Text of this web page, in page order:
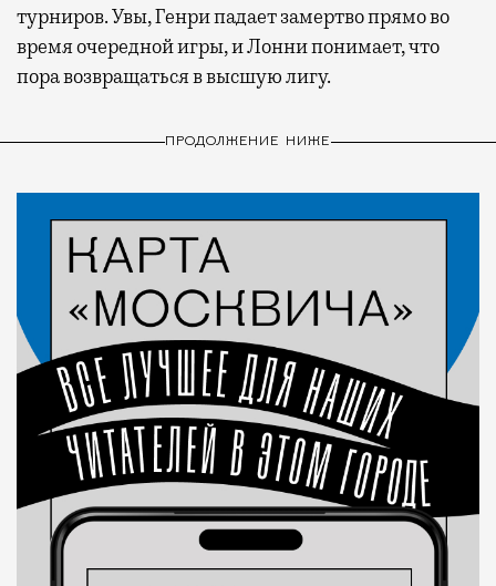
турниров. Увы, Генри падает замертво прямо во
время очередной игры, и Лонни понимает, что
пора возвращаться в высшую лигу.
ПРОДОЛЖЕНИЕ НИЖЕ